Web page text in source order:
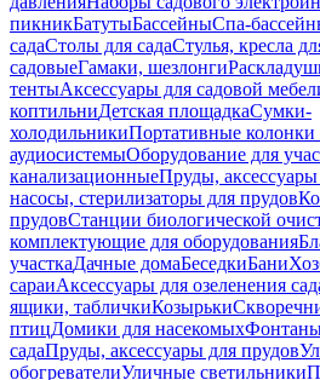
пикникБатутыБассейныСпа-
садаСтолы для садаСтулья, кресла
садовыеГамаки, шезлонги
тентыАксессуары для садовой
коптильниДетская площадкаСумки-
холодильникиПортативные колонки
аудиосистемыОборудование для
канализационныеПруды,
насосы, стерилизаторы для прудов
прудовСтанции биологической
комплектующие для оборудования
участкаДачные домаБеседкиБани
сараиАксессуары для озеленения
ящики, табличкиКозырьки
птицДомики для насекомых
садаПруды, аксессуары для прудов
обогревателиУличные светильники